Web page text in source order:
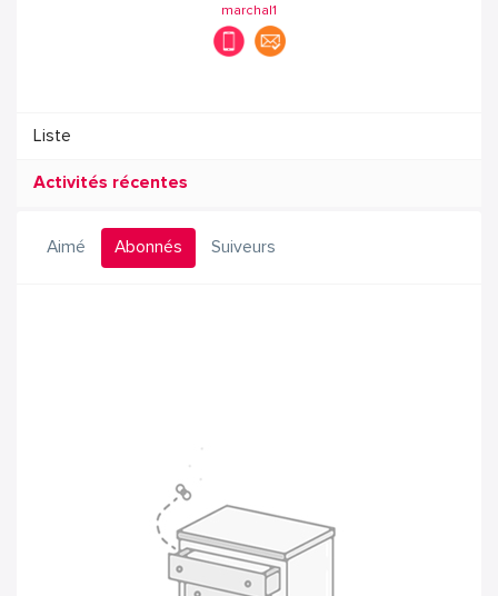
marchal1
Liste
Activités récentes
Aimé Abonnés Suiveurs